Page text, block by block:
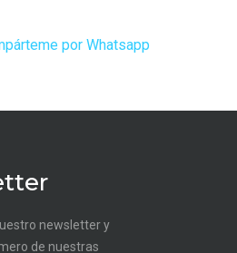
newsletter y
de nuestras